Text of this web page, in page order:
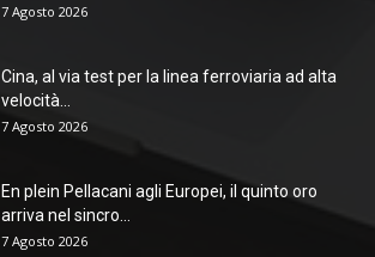
7 Agosto 2026
Cina, al via test per la linea ferroviaria ad alta
velocità...
7 Agosto 2026
En plein Pellacani agli Europei, il quinto oro
arriva nel sincro...
7 Agosto 2026